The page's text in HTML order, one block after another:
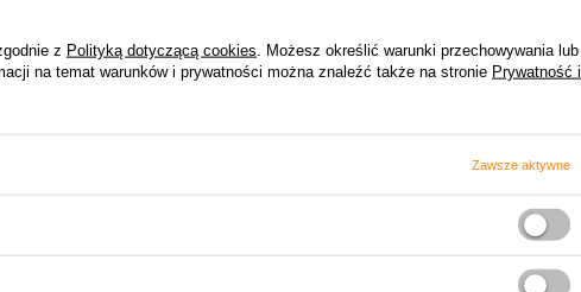
KUPOWANE RAZEM
z Polityką dotyczącą cookies . Możesz określić warunki przechowywania lub
na temat warunków i prywatności można znaleźć także na stronie Prywatność i
Zawsze aktywne